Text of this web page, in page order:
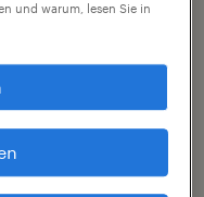
und warum, lesen Sie in